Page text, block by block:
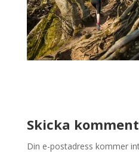
Skicka
Din e-postadress kommer